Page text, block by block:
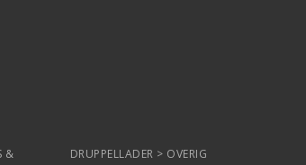
&
DRUPPELLADER > OVERIG